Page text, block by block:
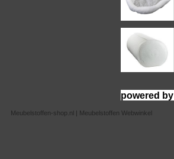
powered by
Meubelstoffen-shop.nl | Meubelstoffen Webwinkel